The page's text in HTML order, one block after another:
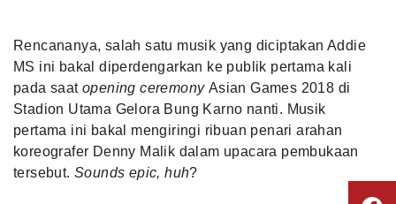
Rencananya, salah satu musik yang diciptakan Addie
MS ini bakal diperdengarkan ke publik pertama kali
pada saatopening ceremony Asian Games 2018 di
Stadion Utama Gelora Bung Karno nanti. Musik
pertama ini bakal mengiringi ribuan penari arahan
koreografer Denny Malik dalam upacara pembukaan
tersebut.Sounds epic, huh?